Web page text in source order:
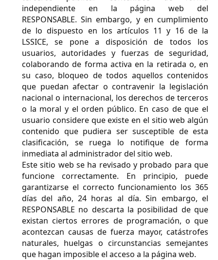
independiente en la página web del
RESPONSABLE. Sin embargo, y en cumplimiento
de lo dispuesto en los artículos 11 y 16 de la
LSSICE, se pone a disposición de todos los
usuarios, autoridades y fuerzas de seguridad,
colaborando de forma activa en la retirada o, en
su caso, bloqueo de todos aquellos contenidos
que puedan afectar o contravenir la legislación
nacional o internacional, los derechos de terceros
o la moral y el orden público. En caso de que el
usuario considere que existe en el sitio web algún
contenido que pudiera ser susceptible de esta
clasificación, se ruega lo notifique de forma
inmediata al administrador del sitio web.
Este sitio web se ha revisado y probado para que
funcione correctamente. En principio, puede
garantizarse el correcto funcionamiento los 365
días del año, 24 horas al día. Sin embargo, el
RESPONSABLE no descarta la posibilidad de que
existan ciertos errores de programación, o que
acontezcan causas de fuerza mayor, catástrofes
naturales, huelgas o circunstancias semejantes
que hagan imposible el acceso a la página web.